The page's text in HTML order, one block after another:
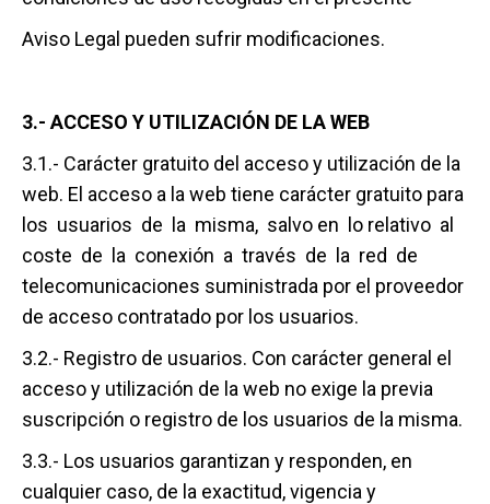
Aviso Legal pueden sufrir modificaciones.
3.- ACCESO Y UTILIZACIÓN DE LA WEB
3.1.- Carácter gratuito del acceso y utilización de la
web. El acceso a la web tiene carácter gratuito para
los usuarios de la misma, salvo en lo relativo al
coste de la conexión a través de la red de
telecomunicaciones suministrada por el proveedor
de acceso contratado por los usuarios.
3.2.- Registro de usuarios. Con carácter general el
acceso y utilización de la web no exige la previa
suscripción o registro de los usuarios de la misma.
3.3.- Los usuarios garantizan y responden, en
cualquier caso, de la exactitud, vigencia y